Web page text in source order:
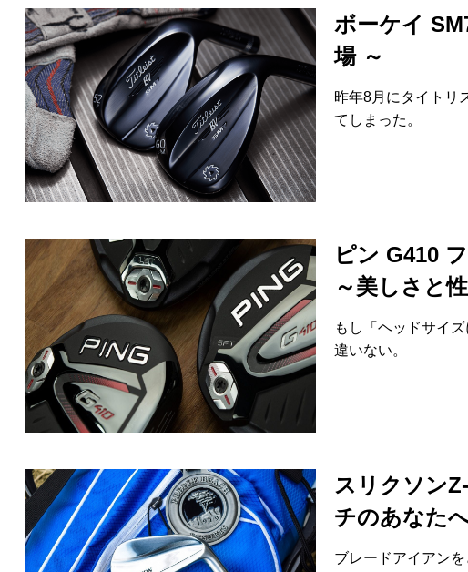
ボーケイ
場 ～
昨年8月にタイトリ
てしまった。
ピン G410
～美しさと
もし「ヘッドサイ
違いない。
スリクソン
チのあなた
ブレードアイアン